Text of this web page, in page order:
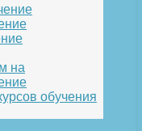
на
обучения